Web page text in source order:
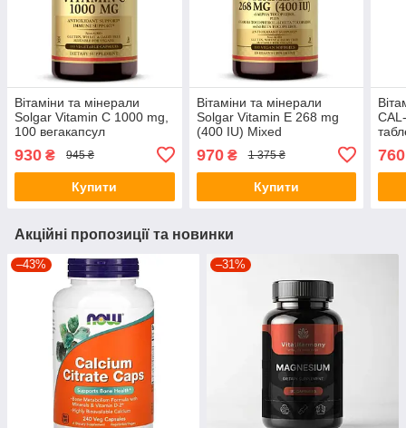
Вітаміни та мінерали
Solgar Vitamin C 1000 mg,
100 вегакапсул
930 ₴ 945 ₴
Купити
Вітаміни та мінерали
Solgar Vitamin E 268 mg
(400 IU) Mixed
вегакапсул
970₴ 1 375 ₴
Купити
760
Акційні пропозиції та новинки
–43% –31%